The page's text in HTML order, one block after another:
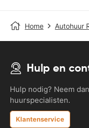
Home Autohuur
Hulp en
Hulp nodig? Neem
huurspecialisten.
Klantenservice